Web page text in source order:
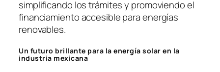
simplificando los trámites y promoviendo el
financiamiento accesible para energías
renovables.
Un futuro brillante para la energía solar en la
industria mexicana